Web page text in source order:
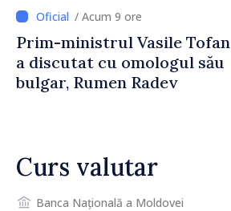
/ Acum 9 ore
Prim-ministrul Vasile Tofan
a discutat cu omologul său
bulgar, Rumen Radev
Curs valutar
Banca Națională a Moldovei